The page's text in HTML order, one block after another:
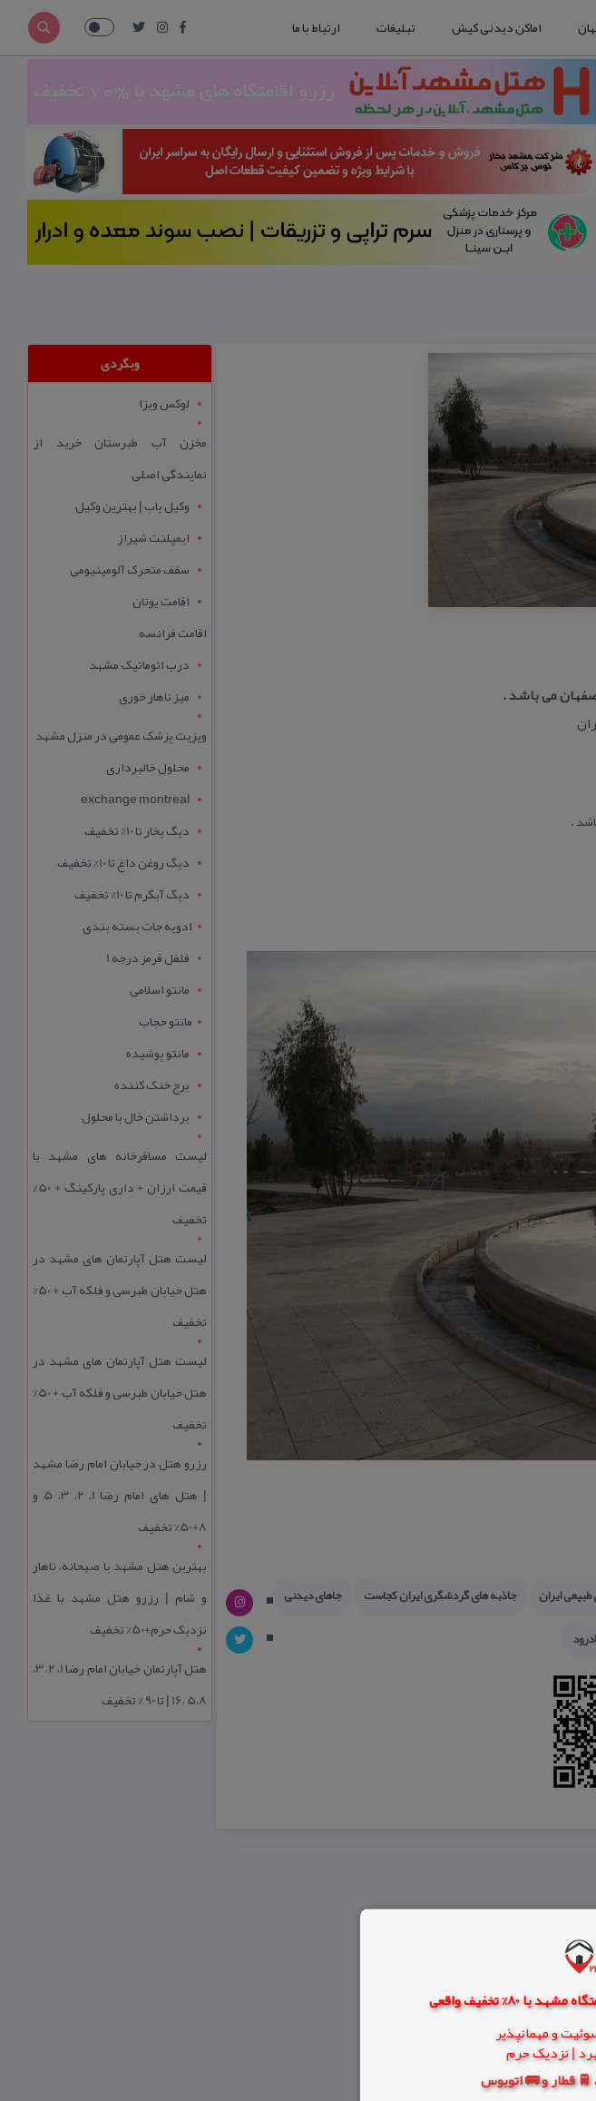
و مهمانپذیر
🚆 قطار و 🚌 اتوبوس
اماکن دیدنی کیش تبلیغات ارتباط با ما
می باشد .
.
ایران جاذبه های گردشگری ایران كجاست
جاهای دیدنی
وبگردی
لوکس ویزا
مخزن آب طبرستان خرید از
نمایندگی اصلی
وکیل یاب | بهترین وکیل
ایمپلنت شیراز
سقف متحرک آلومینیومی
اقامت یونان
اقامت فرانسه
درب اتوماتیک مشهد
میز ناهار خوری
ویزیت پزشک عمومی در منزل مشهد
محلول خالبرداری
exchange montreal
دیگ بخار تا 10% تخفیف
دیگ روغن داغ تا 10% تخفیف
دیگ آبگرم تا 10% تخفیف
ادویه جات بسته بندی
فلفل قرمز درجه 1
مانتو اسلامی
مانتو حجاب
مانتو پوشیده
برج خنک کننده
برداشتن خال با محلول
لیست مسافرخانه های مشهد با
قیمت ارزان + داری پارکینگ + 50%
تخفیف
لیست هتل آپارتمان های مشهد در
هتل خیابان طبرسی و فلکه آب + 50%
تخفیف
لیست هتل آپارتمان های مشهد در
هتل خیابان طبرسی و فلکه آب + 50%
تخفیف
رزرو هتل در خیابان امام رضا مشهد
| هتل‌ های امام رضا 1، 2، 3، 5 و
8+50% تخفیف
بهترین هتل مشهد با صبحانه، ناهار
و شام | رزرو هتل مشهد با غذا
نزدیک حرم+50% تخفیف
هتل آپارتمان خیابان امام رضا 1، 2، 3،
5،8 ،16 | تا 90 % تخفیف